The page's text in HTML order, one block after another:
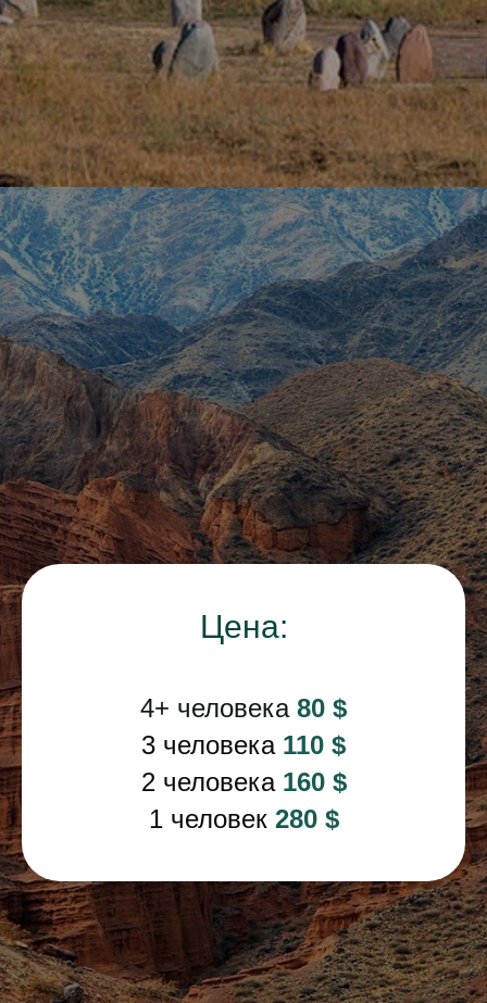
Цена:
4+ человека 80 $
3 человека 110 $
2 человека 160 $
1 человек 280 $